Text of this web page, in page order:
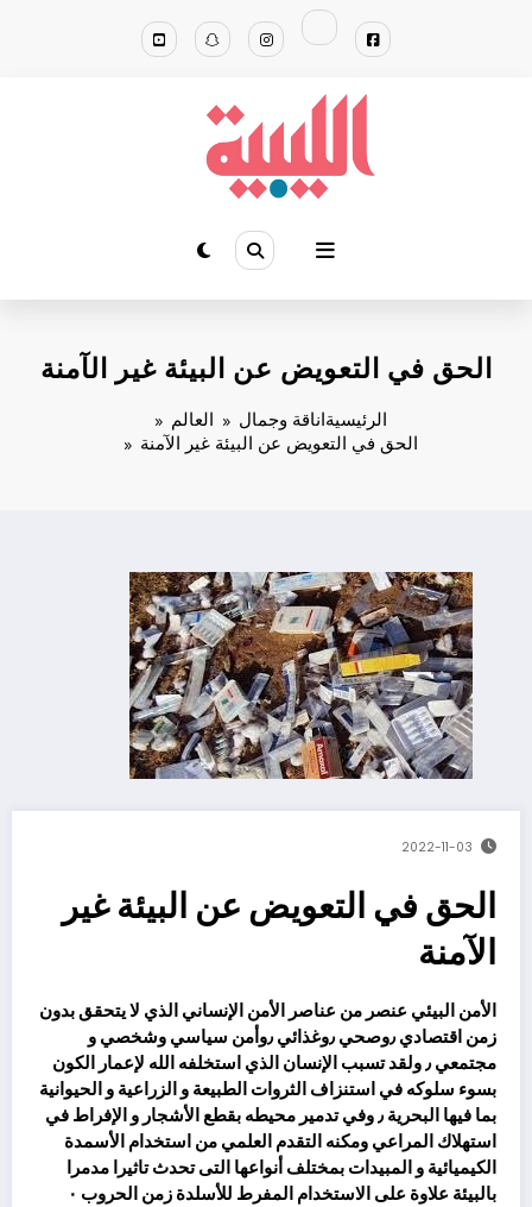
الحق في التعويض عن البيئة غير الآمنة
الرئيسيةاناقة وجمال
العالم
الحق في التعويض عن البيئة غير الآمنة
2022-11-03
الحق في التعويض عن البيئة غير
الآمنة
الأمن البيئي عنصر من عناصر الأمن الإنساني الذي لا يتحقق بدون
زمن اقتصادي ٫وصحي ٫وغذائي ٫وأمن سياسي وشخصي و
مجتمعي ٫ ولقد تسبب الإنسان الذي استخلفه الله لإعمار الكون
بسوء سلوكه في استنزاف الثروات الطبيعة و الزراعية و الحيوانية
بما فيها البحرية ٫ وفي تدمير محيطه بقطع الأشجار و الإفراط في
استهلاك المراعي ومكنه التقدم العلمي من استخدام الأسمدة
الكيميائية و المبيدات بمختلف أنواعها التى تحدث تاثيرا مدمرا
بالبيئة علاوة على الاستخدام المفرط للأسلدة زمن الحروب ٠